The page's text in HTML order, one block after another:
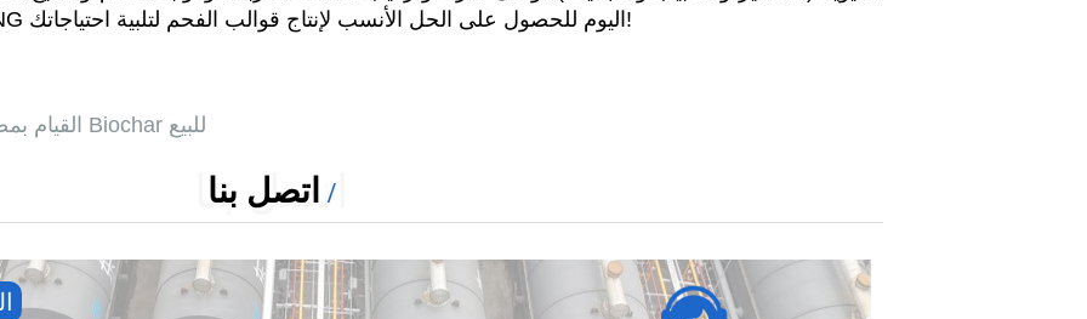
لحلول إنتاج الفحم. اتصل بشركة DOING اليوم للحصول على الحل الأنسب لإنتاج قوالب الفحم لتلبية احتياجاتك!
اتصل بنا
اتصل بنا